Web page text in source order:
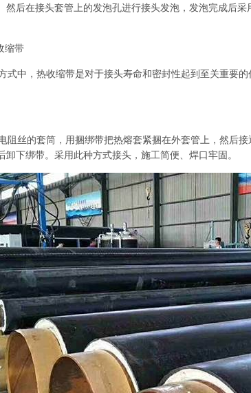
然后在接头套管上的发泡孔进行接头发泡，发泡完成后
缩带
中，热收缩带是对于接头寿命和密封性起到至关重要
丝的套筒，用捆绑带把热熔套紧捆在外套管上，然后
卸下绑带。采用此种方式接头，施工简便、焊口牢固。